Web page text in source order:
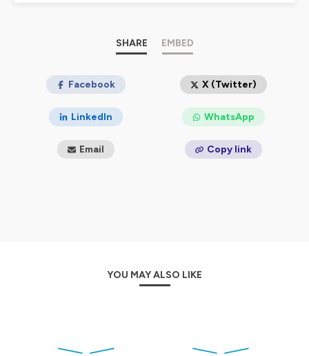
SHARE EMBED
Facebook X (Twitter)
LinkedIn WhatsApp
Email Copy link
YOU MAY ALSO LIKE